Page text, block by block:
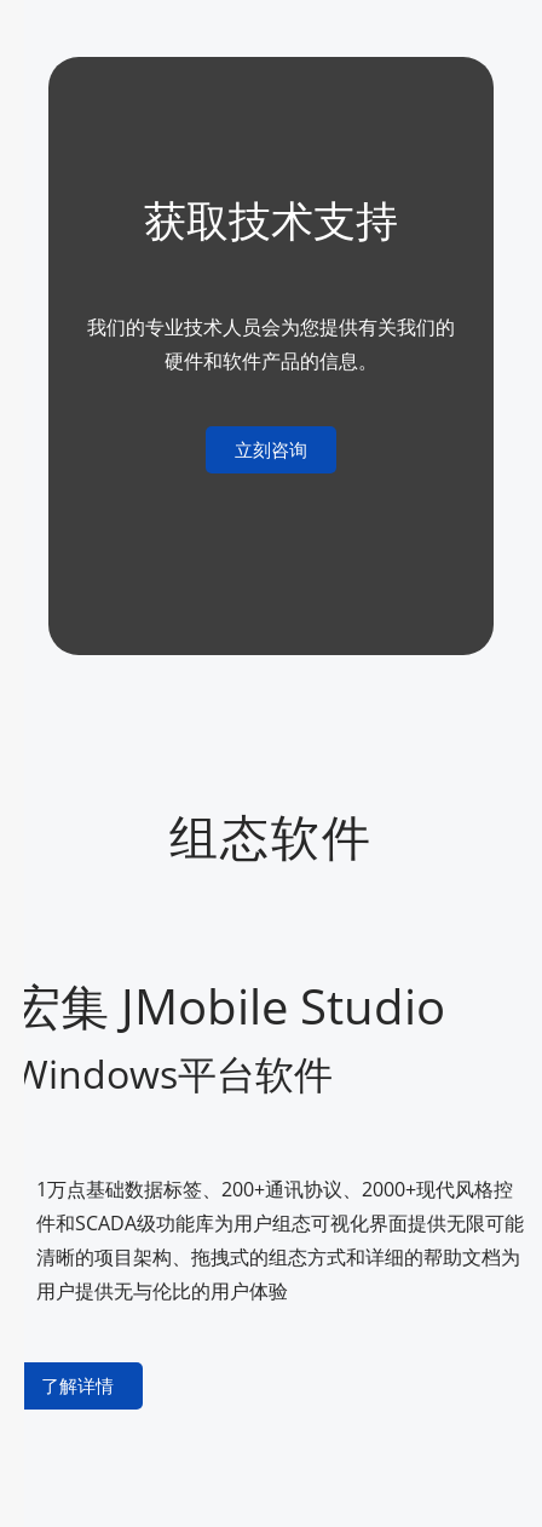
获取技术支持
我们的专业技术人员会为您提供有关我们的
硬件和软件产品的信息。
立刻咨询
组态软件
宏集 JMobile Studio
Windows平台软件
1万点基础数据标签、200+通讯协议、2000+现代风格控
件和SCADA级功能库为用户组态可视化界面提供无限可能
清晰的项目架构、拖拽式的组态方式和详细的帮助文档为
用户提供无与伦比的用户体验
了解详情